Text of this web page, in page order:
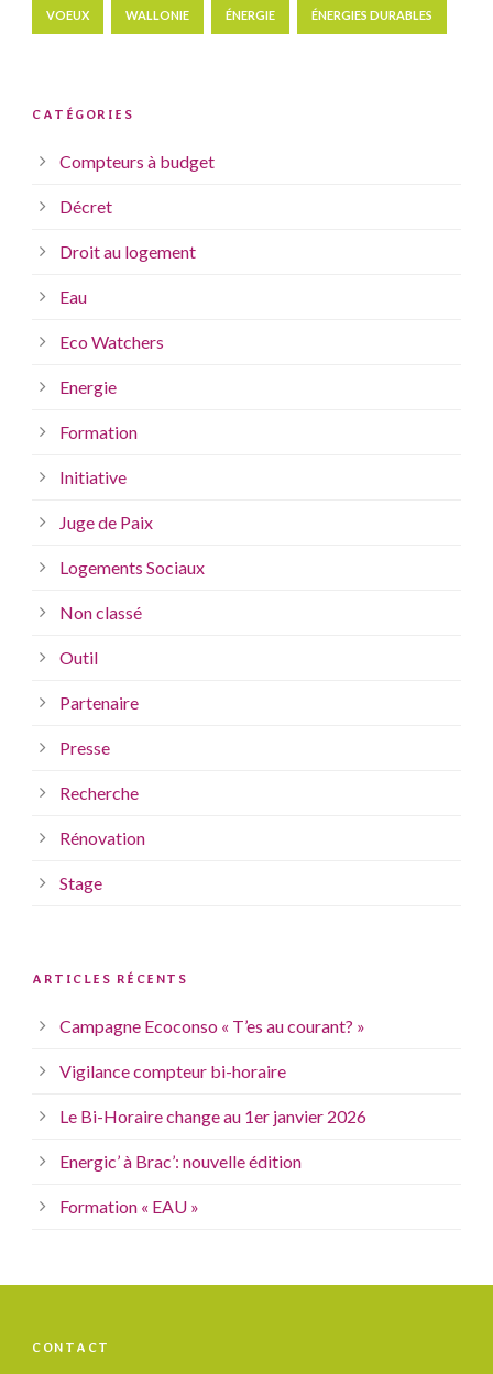
VOEUX WALLONIE ÉNERGIE ÉNERGIES DURABLES
CATÉGORIES
Compteurs à budget
Décret
Droit au logement
Eau
Eco Watchers
Energie
Formation
Initiative
Juge de Paix
Logements Sociaux
Non classé
Outil
Partenaire
Presse
Recherche
Rénovation
Stage
ARTICLES RÉCENTS
Campagne Ecoconso « T’es au courant? »
Vigilance compteur bi-horaire
Le Bi-Horaire change au 1er janvier 2026
Energic’ à Brac’: nouvelle édition
Formation « EAU »
CONTACT